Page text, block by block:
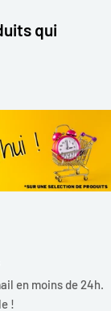
qui
en moins de 24h.
!